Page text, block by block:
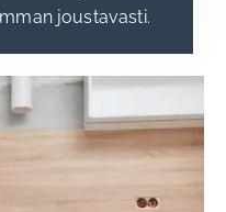
joustavasti.